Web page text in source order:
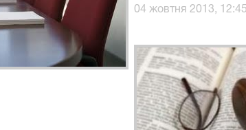
04 жовтня 2013, 12:45